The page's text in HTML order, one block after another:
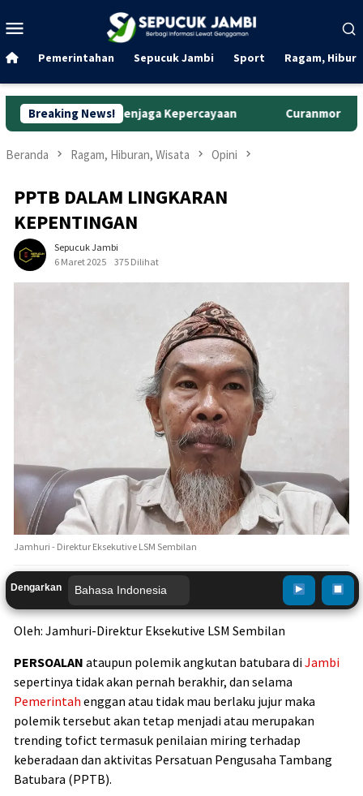
ke
Mobile
Pemerintahan Sepucuk Jambi Sport Ragam,
Breaking News!
Menjaga Kepercayaan Curanmor di Oko Laundry
Beranda Ragam, Hiburan, Wisata Opini
PPTB DALAM LINGKARAN
KEPENTINGAN
Sepucuk Jambi
6 Maret 2025
375 Dilihat
Jamhuri - Direktur Eksekutive LSM Sembilan
Dengarkan
Oleh: Jamhuri-Direktur Eksekutive LSM Sembilan
PERSOALAN ataupun polemik angkutan batubara diJambi
sepertinya tidak akan pernah berakhir, dan selama
Pemerintah enggan atau tidak mau berlaku jujur maka
polemik tersebut akan tetap menjadi atau merupakan
trending tofict termasuk penilaian miring terhadap
keberadaan dan aktivitas Persatuan Pengusaha Tambang
Batubara (PPTB).